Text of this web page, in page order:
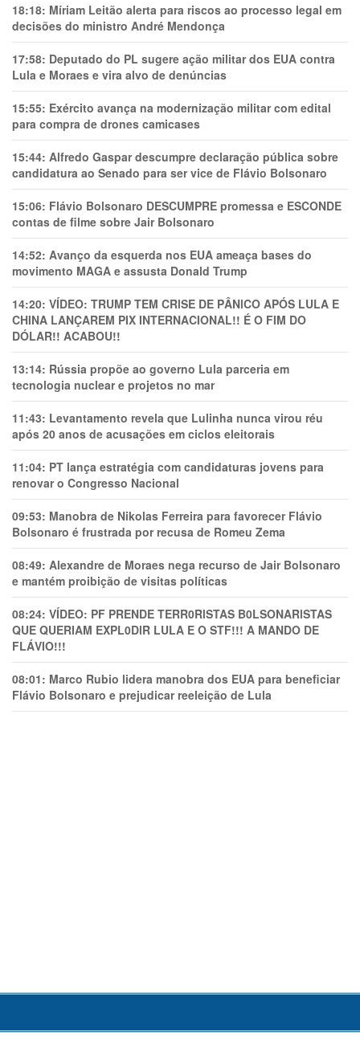
18:18: Míriam Leitão alerta para riscos ao processo legal em
decisões do ministro André Mendonça
17:58: Deputado do PL sugere ação militar dos EUA contra
Lula e Moraes e vira alvo de denúncias
15:55: Exército avança na modernização militar com edital
para compra de drones camicases
15:44: Alfredo Gaspar descumpre declaração pública sobre
candidatura ao Senado para ser vice de Flávio Bolsonaro
15:06: Flávio Bolsonaro DESCUMPRE promessa e ESCONDE
contas de filme sobre Jair Bolsonaro
14:52: Avanço da esquerda nos EUA ameaça bases do
movimento MAGA e assusta Donald Trump
14:20: VÍDEO: TRUMP TEM CRlSE DE PÂNlCO APÓS LULA E
CHINA LANÇAREM PIX INTERNACIONAL!! É O FIM DO
DÓLAR!! ACABOU!!
13:14: Rússia propõe ao governo Lula parceria em
tecnologia nuclear e projetos no mar
11:43: Levantamento revela que Lulinha nunca virou réu
após 20 anos de acusações em ciclos eleitorais
11:04: PT lança estratégia com candidaturas jovens para
renovar o Congresso Nacional
09:53: Manobra de Nikolas Ferreira para favorecer Flávio
Bolsonaro é frustrada por recusa de Romeu Zema
08:49: Alexandre de Moraes nega recurso de Jair Bolsonaro
e mantém proibição de visitas políticas
08:24: VÍDEO: PF PRENDE TERR0RlSTAS B0LSONARlSTAS
QUE QUERIAM EXPL0DlR LULA E O STF!!! A MANDO DE
FLÁVIO!!!
08:01: Marco Rubio lidera manobra dos EUA para beneficiar
Flávio Bolsonaro e prejudicar reeleição de Lula